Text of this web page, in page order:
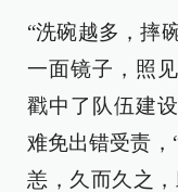
“洗碗越多，摔
一面镜子，照
戳中了队伍建
难免出错受责，
恙，久而久之